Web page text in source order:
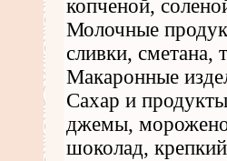
копченой,
Молочные
сливки, сметана,
Макаронные
Сахар и
джемы,
шоколад,